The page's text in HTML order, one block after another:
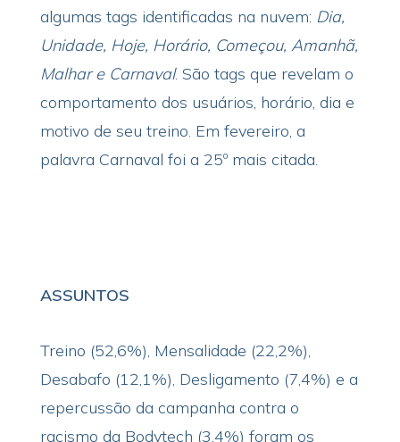
algumas tags identificadas na nuvem: Dia,
Unidade, Hoje, Horário, Começou, Amanhã,
Malhar e Carnaval. São tags que revelam o
comportamento dos usuários, horário, dia e
motivo de seu treino. Em fevereiro, a
palavra Carnaval foi a 25º mais citada.
ASSUNTOS
Treino (52,6%), Mensalidade (22,2%),
Desabafo (12,1%), Desligamento (7,4%) e a
repercussão da campanha contra o
racismo da Bodytech (3,4%) foram os